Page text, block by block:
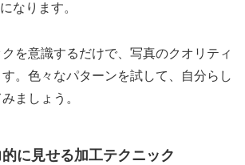
なります。
を意識するだけで、写真のクオリティ
。色々なパターンを試して、自分らし
ましょう。
に見せる加工テクニック